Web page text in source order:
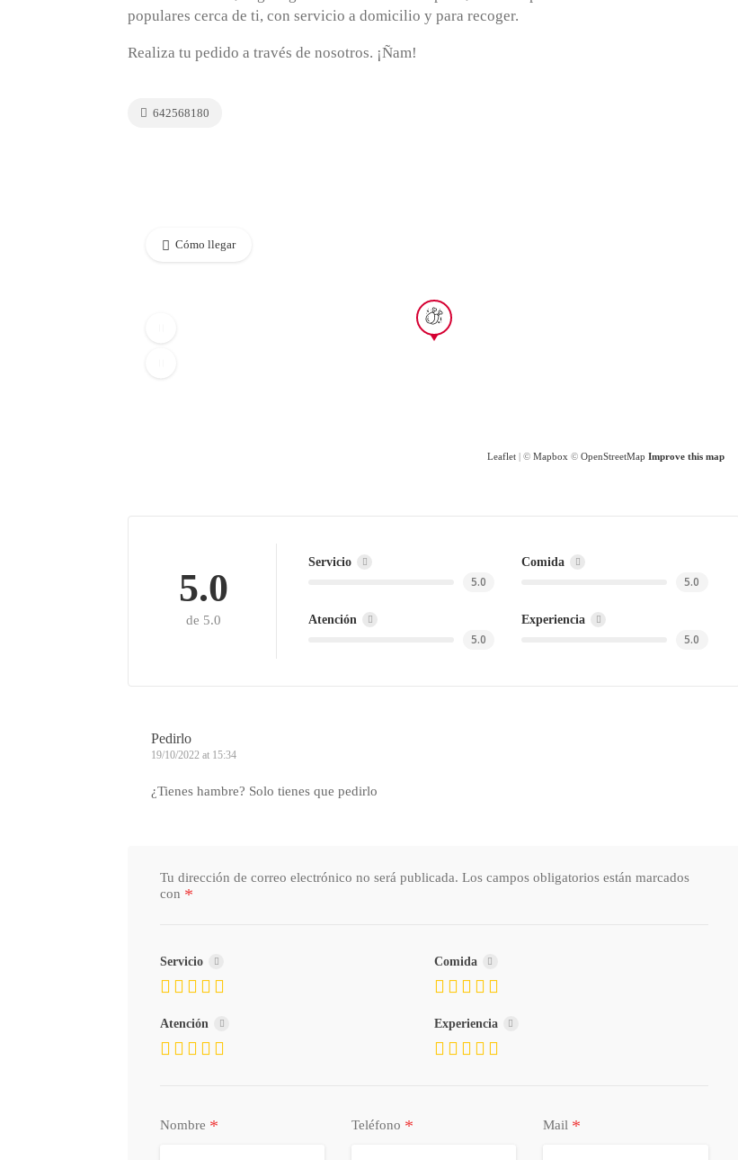
populares cerca de ti, con servicio a domicilio y para recoger.
Realiza tu pedido a través de nosotros. ¡Ñam!
642568180
Leaflet| © Mapbox © OpenStreetMap Improve this map
Cómo llegar
5.0
de 5.0
Servicio
5.0
Comida
5.0
Atención
5.0
Experiencia
5.0
Pedirlo
19/10/2022 at 15:34
¿Tienes hambre? Solo tienes que pedirlo
Tu dirección de correo electrónico no será publicada. Los campos obligatorios están marcados
con *
Servicio Comida
Atención Experiencia
Nombre * Teléfono * Mail *